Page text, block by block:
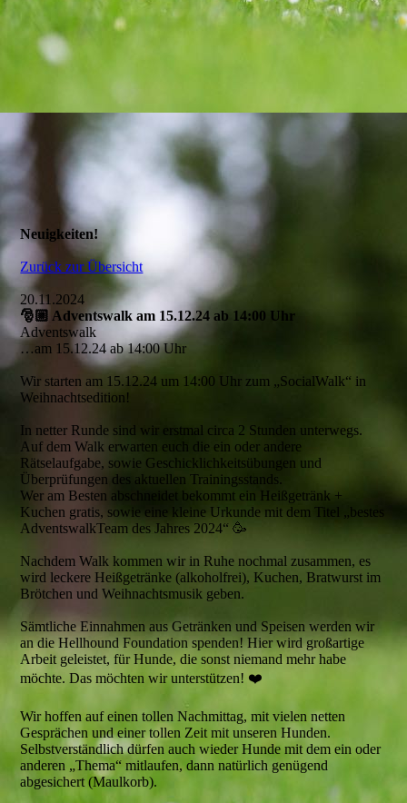
Neuigkeiten!
Zurück zur Übersicht
20.11.2024
🎅🏼 Adventswalk am 15.12.24 ab 14:00 Uhr
Adventswalk
…am 15.12.24 ab 14:00 Uhr
Wir starten am 15.12.24 um 14:00 Uhr zum „SocialWalk“ in
Weihnachtsedition!
In netter Runde sind wir erstmal circa 2 Stunden unterwegs.
Auf dem Walk erwarten euch die ein oder andere
Rätselaufgabe, sowie Geschicklichkeitsübungen und
Überprüfungen des aktuellen Trainingsstands.
Wer am Besten abschneidet bekommt ein Heißgetränk +
Kuchen gratis, sowie eine kleine Urkunde mit dem Titel „bestes
AdventswalkTeam des Jahres 2024“ 🥳
Nachdem Walk kommen wir in Ruhe nochmal zusammen, es
wird leckere Heißgetränke (alkoholfrei), Kuchen, Bratwurst im
Brötchen und Weihnachtsmusik geben.
Sämtliche Einnahmen aus Getränken und Speisen werden wir
an die Hellhound Foundation spenden! Hier wird großartige
Arbeit geleistet, für Hunde, die sonst niemand mehr habe
möchte. Das möchten wir unterstützen! ❤️
Wir hoffen auf einen tollen Nachmittag, mit vielen netten
Gesprächen und einer tollen Zeit mit unseren Hunden.
Selbstverständlich dürfen auch wieder Hunde mit dem ein oder
anderen „Thema“ mitlaufen, dann natürlich genügend
abgesichert (Maulkorb).